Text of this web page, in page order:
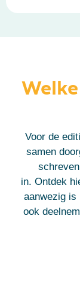
Voor de
samen
in. Ontdek
aanwezig is
ook